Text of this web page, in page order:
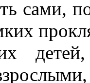
сами,